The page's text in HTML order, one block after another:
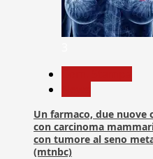
Un farmaco, due
con carcinoma
con tumore al seno
(mtnbc)